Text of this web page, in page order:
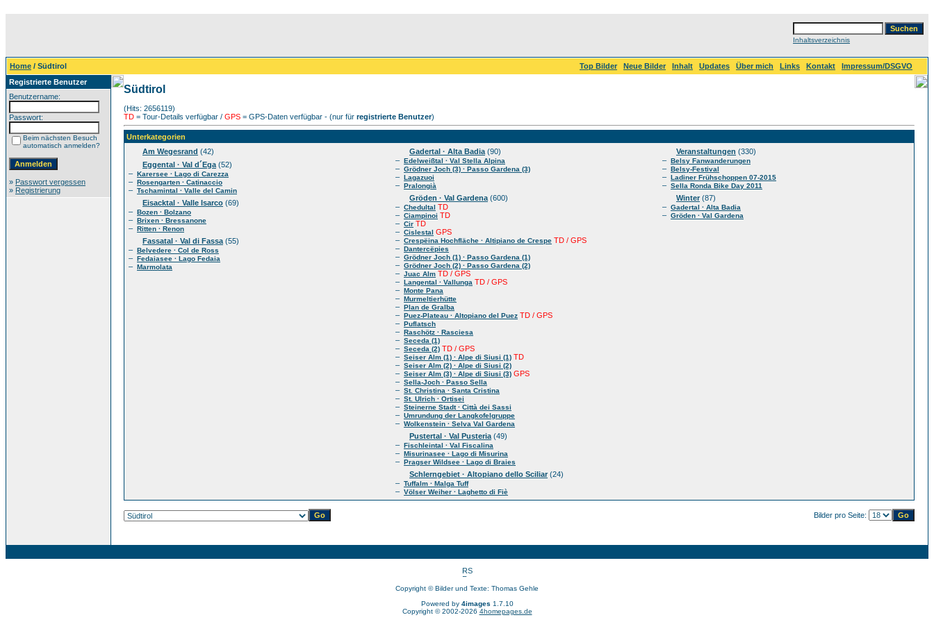
Inhaltsverzeichnis
Home / Südtirol Top Bilder Neue Bilder Inhalt Updates Über mich Links Kontakt
Impressum/DSGVO
Registrierte Benutzer
Benutzername:
Passwort:
Beim nächsten Besuch
automatisch anmelden?
» Passwort vergessen
» Registrierung
Südtirol
(Hits: 2656119)
TD = Tour-Details verfügbar / GPS = GPS-Daten verfügbar - (nur für registrierte Benutzer)
Unterkategorien
Am Wegesrand (42)
Eggental · Val d´Ega (52)
– Karersee · Lago di Carezza
– Rosengarten · Catinaccio
– Tschamintal · Valle del Camin
Eisacktal · Valle Isarco (69)
– Bozen · Bolzano
– Brixen · Bressanone
– Ritten · Renon
Fassatal · Val di Fassa (55)
– Belvedere · Col de Ross
– Fedaiasee · Lago Fedaia
– Marmolata
Gadertal · Alta Badia (90)
– Edelweißtal · Val Stella Alpina
– Grödner Joch (3) · Passo Gardena (3)
– Lagazuoi
– Pralongià
Gröden · Val Gardena (600)
– Chedultal TD
– Ciampinoi TD
– Cir TD
– Cislestal GPS
– Crespëina Hochfläche · Altipiano de Crespe TD / GPS
– Dantercëpies
– Grödner Joch (1) · Passo Gardena (1)
– Grödner Joch (2) · Passo Gardena (2)
– Juac Alm TD / GPS
– Langental · Vallunga TD / GPS
– Monte Pana
– Murmeltierhütte
– Plan de Gralba
– Puez-Plateau · Altopiano del Puez TD / GPS
– Puflatsch
– Raschötz · Rasciesa
– Seceda (1)
– Seceda (2) TD / GPS
– Seiser Alm (1) · Alpe di Siusi (1) TD
– Seiser Alm (2) · Alpe di Siusi (2)
– Seiser Alm (3) · Alpe di Siusi (3) GPS
– Sella-Joch · Passo Sella
– St. Christina · Santa Cristina
– St. Ulrich · Ortisei
– Steinerne Stadt · Città dei Sassi
– Umrundung der Langkofelgruppe
– Wolkenstein · Selva Val Gardena
Pustertal · Val Pusteria (49)
– Fischleintal · Val Fiscalina
– Misurinasee · Lago di Misurina
– Pragser Wildsee · Lago di Braies
Schlerngebiet · Altopiano dello Sciliar(24)
– Tuffalm · Malga Tuff
– Völser Weiher · Laghetto di Fiè
Veranstaltungen (330)
– Belsy Fanwanderungen
– Belsy-Festival
– Ladiner Frühschoppen 07-2015
– Sella Ronda Bike Day 2011
Winter(87)
– Gadertal · Alta Badia
– Gröden · Val Gardena
Bilder pro Seite:
Copyright © Bilder und Texte: Thomas Gehle
Powered by 4images 1.7.10
Copyright © 2002-2026 4homepages.de